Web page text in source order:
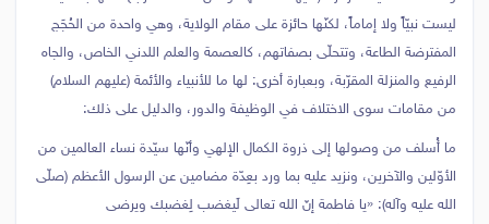
ليست نبيّاً ولا إماماً، لكنّها حائزة على مقام الولاية، وهي واحدة من الحُجَج
المفترضة الطاعة، وتتحلّى بصفاتهم، كالعصمة والعلم اللدني الخاص، والجاه
الرفيع والمنزلة المقرّبة، وبعبارة أخرى: لها ما للأنبياء والأئمة (عليهم السلام)
من مقامات سوى الاختلاف في الوظيفة والدور، والدليل على ذلك:
ما أُسلف من وصولها إلى ذروة الكمال الإلهي وأنّها سيّدة نساء العالمين من
الأوّلين والآخرين، ونزيد عليه بما ورد بعِدّة مضامين عن الرسول الأعظم (صلّى
الله عليه وآله): «يا فاطمة إنّ الله تعالى لَيغضب لِغضبك ويرضى